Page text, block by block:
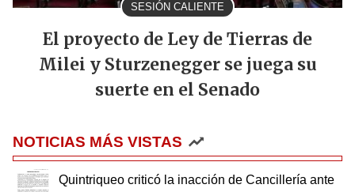
SESIÓN CALIENTE
El proyecto de Ley de Tierras de
Milei y Sturzenegger se juega su
suerte en el Senado
NOTICIAS MÁS VISTAS
Quintriqueo criticó la inacción de Cancillería ante